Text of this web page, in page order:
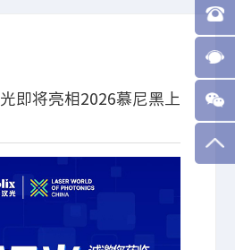
即将亮相2026慕尼黑上
延续过往亮点，带来光谱分析
动控制产品、激光器及激光测